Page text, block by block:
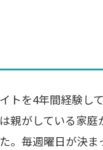
トを4年間経験し
親がしている家庭
。毎週曜日が決ま